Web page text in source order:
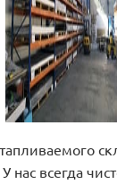
нас всегда